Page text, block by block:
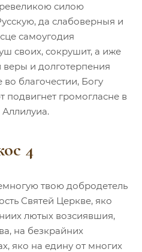
силою
да слабоверныя и
самоугодия
своих, сокрушит, а иже
и долготерпения
благочестии, Богу
подвигнет громогласне в
Аллилуиа.
4
твою добродетель
Святей Церкве, яко
лютых возсиявшия,
на безкрайних
яко на едину от многих